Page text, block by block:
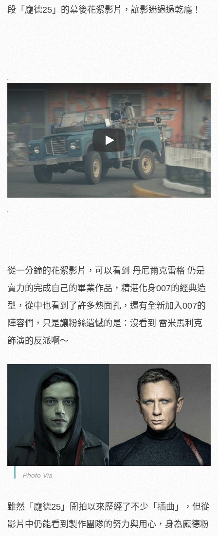
段「龐德25」的幕後花絮影片，讓影迷過過乾癮！
Play
從一分鐘的花絮影片，可以看到 丹尼爾克雷格 仍是
賣力的完成自己的畢業作品，精湛化身007的經典造
型，從中也看到了許多熟面孔，還有全新加入007的
陣容們，只是讓粉絲遺憾的是：沒看到 雷米馬利克
飾演的反派啊～
Photo Via
雖然「龐德25」開拍以來歷經了不少「插曲」，但從
影片中仍能看到製作團隊的努力與用心，身為龐德粉